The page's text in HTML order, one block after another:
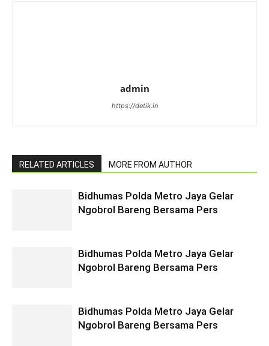
admin
https://detik.in
RELATED ARTICLES MORE FROM AUTHOR
Bidhumas Polda Metro Jaya Gelar
Ngobrol Bareng Bersama Pers
Bidhumas Polda Metro Jaya Gelar
Ngobrol Bareng Bersama Pers
Bidhumas Polda Metro Jaya Gelar
Ngobrol Bareng Bersama Pers